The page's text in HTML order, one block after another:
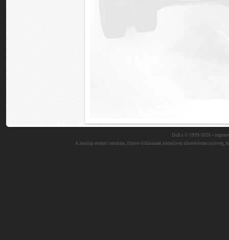
DuEn © 1999-2026 •
A honlap eredeti tartalma, illetve oldalainak bármilyen alkotóeleme (szöveg,